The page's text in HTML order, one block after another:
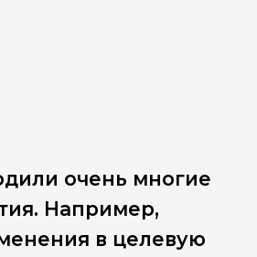
очень многие
Например,
в целевую